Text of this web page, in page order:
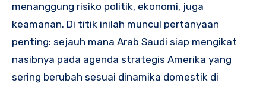
menanggung risiko politik, ekonomi, juga
keamanan. Di titik inilah muncul pertanyaan
penting: sejauh mana Arab Saudi siap mengikat
nasibnya pada agenda strategis Amerika yang
sering berubah sesuai dinamika domestik di